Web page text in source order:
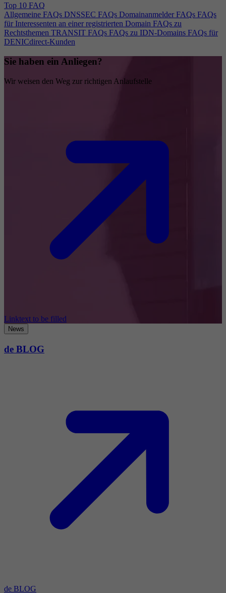
Top 10 FAQ
Allgemeine FAQs DNSSEC FAQs Domainanmelder FAQs FAQs
für Interessenten an einer registrierten Domain FAQs zu
Rechtsthemen TRANSIT FAQs FAQs zu IDN-Domains FAQs für
DENICdirect-Kunden
Sie haben ein Anliegen?
Wir weisen den Weg zur richtigen Anlaufstelle
Linktext to be filled
News
de BLOG
de BLOG